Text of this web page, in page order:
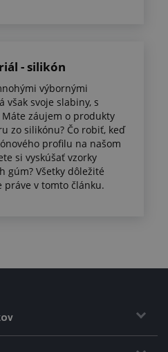
- silikón
výbornými
však svoje slabiny, s
záujem o produkty
zo silikónu? Čo robiť, keď
profilu na našom
si vyskúšať vzorky
gúm? Všetky dôležité
v tomto článku.